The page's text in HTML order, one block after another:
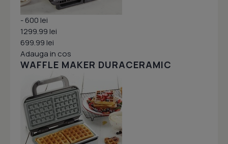
- 600 lei
1299.99 lei
699.99 lei
Adauga in cos
WAFFLE MAKER DURACERAMIC